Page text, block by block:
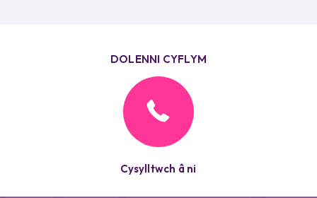
DOLENNI CYFLYM
Cysylltwch â ni